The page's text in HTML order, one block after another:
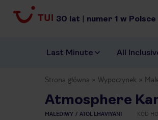
30 lat | numer 1 w Polsce
Last Minute All
Strona główna Wypoczynek
Atmosphere
MALEDIWY ATOL LHAVIYANI KOD